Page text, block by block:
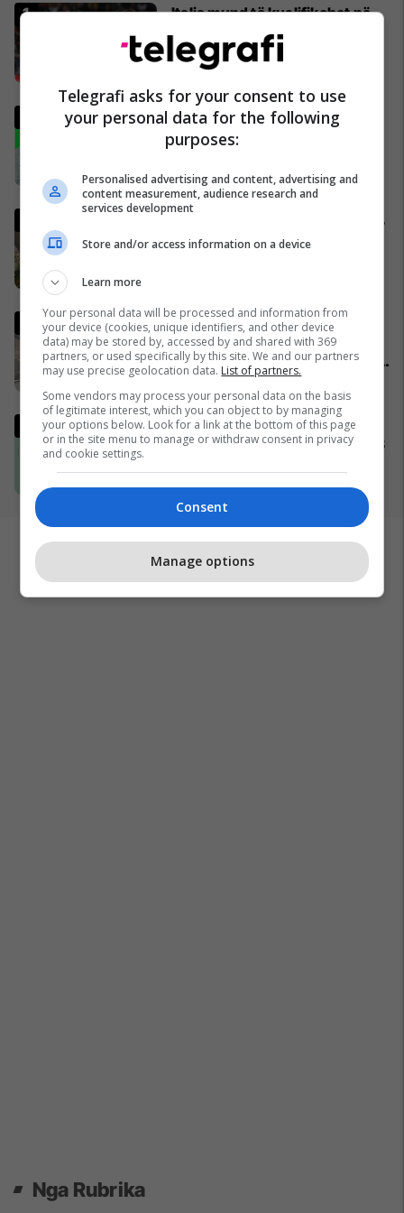
Italia mund të kualifikohet në
Kupën e Botës 2026
pavarësisht humbjes nga
Bosnja dhe Hercegovina
02/04/2026
Analisti turk kritikon ashpër
gjestin e Kerem Akturkoglu
ndaj Kosovës
01/04/2026
Gjermania shtrëngon rregullat,
burrat duhet të marrin leje nga
Trump publikon pamjet e
shkatërrimit të urës iraniane,
më e larta në Lindjen e Mesme:
Shumë gjëra të tjera do të
pasojnë
02/04/2026
Lufta në Iran dhe zhvillimet në
Lindjen e Mesme - MINUTË PAS
02/04/2026
Nga Rubrika
Telegrafi asks for your consent to use
your personal data for the following
purposes:
Personalised advertising and content, advertising and
content measurement, audience research and
services development
Store and/or access information on a device
Learn more
Your personal data will be processed and information from
your device (cookies, unique identifiers, and other device
data) may be stored by, accessed by and shared with 369
partners, or used specifically by this site. We and our partners
may use precise geolocation data. List of partners.
Some vendors may process your personal data on the basis
of legitimate interest, which you can object to by managing
your options below. Look for a link at the bottom of this page
or in the site menu to manage or withdraw consent in privacy
and cookie settings.
Consent
Manage options